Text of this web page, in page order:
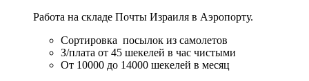
Работа на складе Почты Израиля в Аэропорту.
Сортировка посылок из самолетов
З/плата от 45 шекелей в час чистыми
От 10000 до 14000 шекелей в месяц